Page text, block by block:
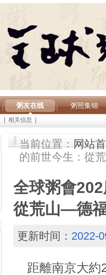
粥友在线 粥照集锦
相关信息
当前位置：网站
的前世今生：從
全球粥會
從荒山—德
更新时间： 2022-
距離南京大約